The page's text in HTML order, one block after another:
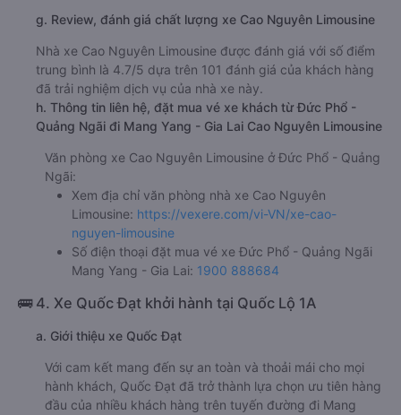
g. Review, đánh giá chất lượng xe Cao Nguyên Limousine
Nhà xe Cao Nguyên Limousine được đánh giá với số điểm
trung bình là 4.7/5 dựa trên 101 đánh giá của khách hàng
đã trải nghiệm dịch vụ của nhà xe này.
h. Thông tin liên hệ, đặt mua vé xe khách từ Đức Phổ -
Quảng Ngãi đi Mang Yang - Gia Lai Cao Nguyên Limousine
Văn phòng xe Cao Nguyên Limousine ở Đức Phổ - Quảng
Ngãi:
Xem địa chỉ văn phòng nhà xe Cao Nguyên
Limousine: https://vexere.com/vi-VN/xe-cao-
nguyen-limousine
Số điện thoại đặt mua vé xe Đức Phổ - Quảng Ngãi
Mang Yang - Gia Lai: 1900 888684
🚌 4. Xe Quốc Đạt khởi hành tại Quốc Lộ 1A
a. Giới thiệu xe Quốc Đạt
Với cam kết mang đến sự an toàn và thoải mái cho mọi
hành khách, Quốc Đạt đã trở thành lựa chọn ưu tiên hàng
đầu của nhiều khách hàng trên tuyến đường đi Mang